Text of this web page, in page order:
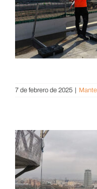
7 de febrero de 2025